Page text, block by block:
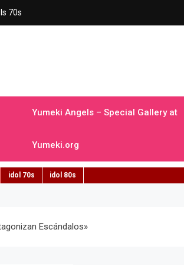
70s
Yumeki Angels – Special Gallery at
Yumeki.org
idol 70s idol 80s
Escándalos»